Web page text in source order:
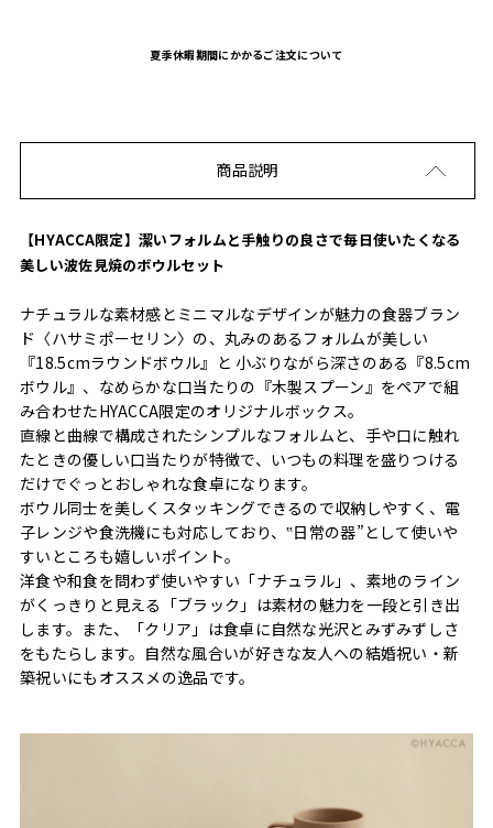
夏季休暇期間にかかるご注文について
商品説明
【HYACCA限定】潔いフォルムと手触りの良さで毎日使いたくなる
美しい波佐見焼のボウルセット
ナチュラルな素材感とミニマルなデザインが魅力の食器ブラン
ド〈ハサミポーセリン〉の、丸みのあるフォルムが美しい
『18.5cmラウンドボウル』と 小ぶりながら深さのある『8.5cm
ボウル』、なめらかな口当たりの『木製スプーン』をペアで組
み合わせたHYACCA限定のオリジナルボックス。
直線と曲線で構成されたシンプルなフォルムと、手や口に触れ
たときの優しい口当たりが特徴で、いつもの料理を盛りつける
だけでぐっとおしゃれな食卓になります。
ボウル同士を美しくスタッキングできるので収納しやすく、電
子レンジや食洗機にも対応しており、‟日常の器”として使いや
すいところも嬉しいポイント。
洋食や和食を問わず使いやすい「ナチュラル」、素地のライン
がくっきりと見える「ブラック」は素材の魅力を一段と引き出
します。また、「クリア」は食卓に自然な光沢とみずみずしさ
をもたらします。自然な風合いが好きな友人への結婚祝い・新
築祝いにもオススメの逸品です。